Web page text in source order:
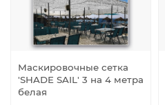
Маскировочные сетка
′SHADE SAIL′ 3 на 4 метра
белая